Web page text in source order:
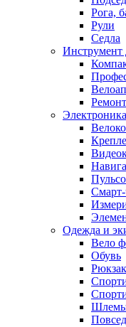
Рога,
Рули
Седла
Инструмент
Электроника
Одежда и
Вело
Обувь
Шлемы